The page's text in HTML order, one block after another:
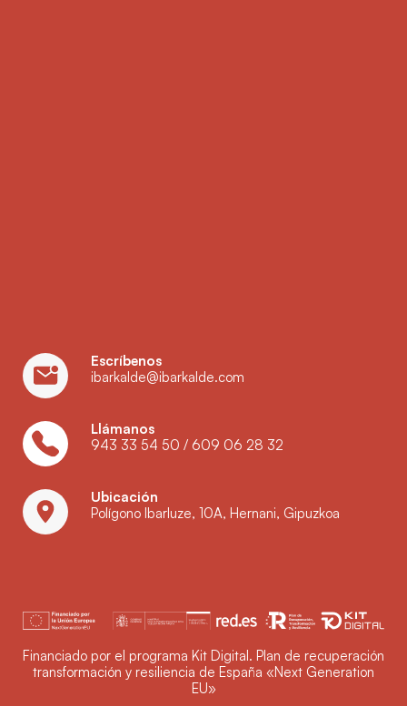
Escríbenos
ibarkalde@ibarkalde.com
Llámanos
943 33 54 50 / 609 06 28 32
Ubicación
Polígono Ibarluze, 10A, Hernani, Gipuzkoa
Financiado por el programa Kit Digital. Plan de recuperación
transformación y resiliencia de España «Next Generation
EU»